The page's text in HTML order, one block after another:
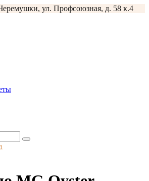
ул. Профсоюзная, д. 58 к.4